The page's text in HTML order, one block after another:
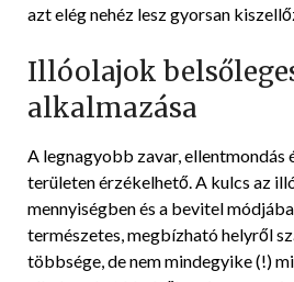
azt elég nehéz lesz gyorsan
Illóolajok
alkalmazása
A legnagyobb zavar, ellentmondás
területen érzékelhető. A kulcs az
mennyiségben és a bevitel
természetes, megbízható helyről
többsége, de nem mindegyike (!)